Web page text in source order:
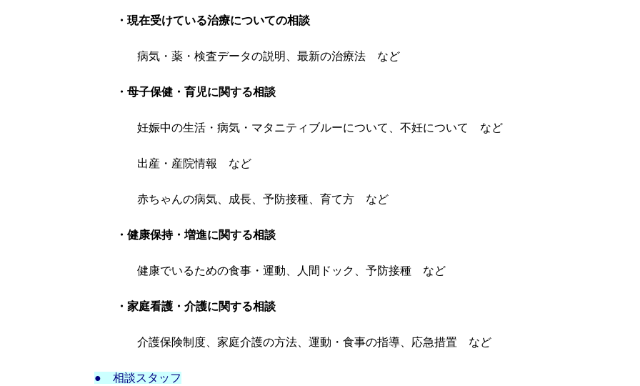
・現在受けている治療についての相談
病気・薬・検査データの説明、最新の治療法 など
・母子保健・育児に関する相談
妊娠中の生活・病気・マタニティブルーについて、不妊について など
出産・産院情報 など
赤ちゃんの病気、成長、予防接種、育て方 など
・健康保持・増進に関する相談
健康でいるための食事・運動、人間ドック、予防接種 など
・家庭看護・介護に関する相談
介護保険制度、家庭介護の方法、運動・食事の指導、応急措置 など
● 相談スタッフ